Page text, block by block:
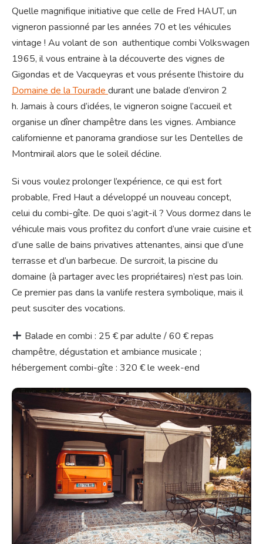
Quelle magnifique initiative que celle de Fred HAUT, un
vigneron passionné par les années 70 et les véhicules
vintage ! Au volant de son authentique combi Volkswagen
1965, il vous entraine à la découverte des vignes de
Gigondas et de Vacqueyras et vous présente l’histoire du
Domaine de la Tourade durant une balade d’environ 2
h. Jamais à cours d’idées, le vigneron soigne l’accueil et
organise un dîner champêtre dans les vignes. Ambiance
californienne et panorama grandiose sur les Dentelles de
Montmirail alors que le soleil décline.
Si vous voulez prolonger l’expérience, ce qui est fort
probable, Fred Haut a développé un nouveau concept,
celui du combi-gîte. De quoi s’agit-il ? Vous dormez dans le
véhicule mais vous profitez du confort d’une vraie cuisine et
d’une salle de bains privatives attenantes, ainsi que d’une
terrasse et d’un barbecue. De surcroit, la piscine du
domaine (à partager avec les propriétaires) n’est pas loin.
Ce premier pas dans la vanlife restera symbolique, mais il
peut susciter des vocations.
Balade en combi : 25 € par adulte / 60 € repas
champêtre, dégustation et ambiance musicale ;
hébergement combi-gîte : 320 € le week-end